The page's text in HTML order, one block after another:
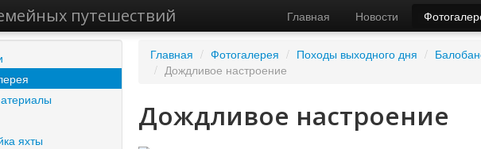
путешествий Главная Новости
яхты
Главная / Фотогалерея / Походы выходного дня /
/ Дождливое настроение
Дождливое настроение